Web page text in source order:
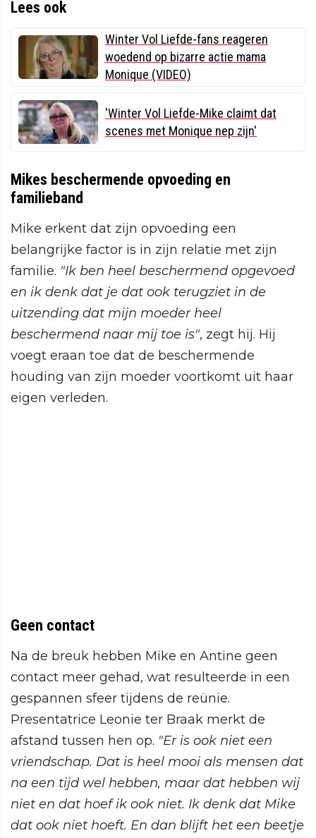
Lees ook
Winter Vol Liefde-fans reageren
woedend op bizarre actie mama
Monique (VIDEO)
'Winter Vol Liefde-Mike claimt dat
scenes met Monique nep zijn'
Mikes beschermende opvoeding en
familieband
Mike erkent dat zijn opvoeding een
belangrijke factor is in zijn relatie met zijn
familie. "Ik ben heel beschermend opgevoed
en ik denk dat je dat ook terugziet in de
uitzending dat mijn moeder heel
beschermend naar mij toe is", zegt hij. Hij
voegt eraan toe dat de beschermende
houding van zijn moeder voortkomt uit haar
eigen verleden.
Geen contact
Na de breuk hebben Mike en Antine geen
contact meer gehad, wat resulteerde in een
gespannen sfeer tijdens de reünie.
Presentatrice Leonie ter Braak merkt de
afstand tussen hen op. "Er is ook niet een
vriendschap. Dat is heel mooi als mensen dat
na een tijd wel hebben, maar dat hebben wij
niet en dat hoef ik ook niet. Ik denk dat Mike
dat ook niet hoeft. En dan blijft het een beetje